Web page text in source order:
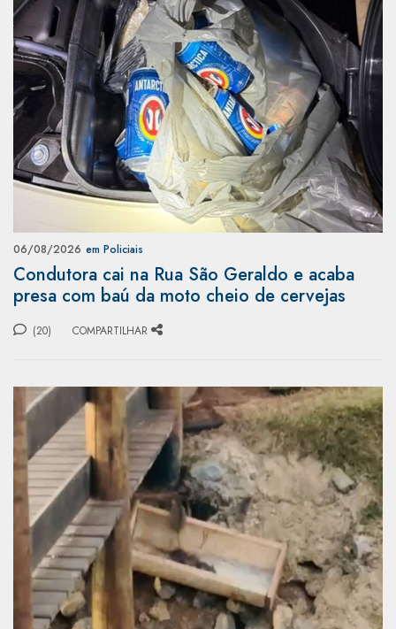
06/08/2026 em Policiais
Condutora cai na Rua São Geraldo e acaba
presa com baú da moto cheio de cervejas
(20) COMPARTILHAR